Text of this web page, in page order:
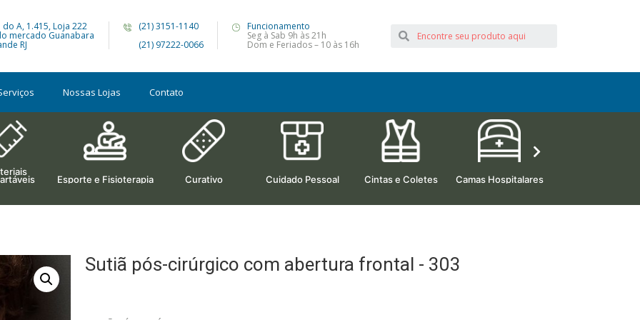
do A, 1.415, Loja 222
mercado Guanabara
RJ
(21) 3151-1140
(21) 97222-0066
Funcionamento
Seg à Sab 9h às 21h
Dom e Feriados – 10 às 16h
Nossas Lojas Contato
Esporte e Fisioterapia Curativo Cuidado Pessoal Cintas e Coletes Camas Hospitalares
Sutiã pós-cirúrgico com abertura frontal - 303